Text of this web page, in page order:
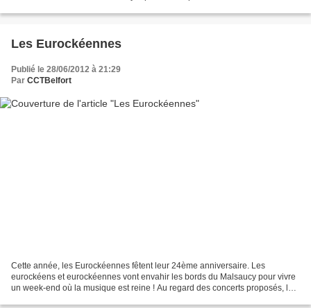
Les Eurockéennes
Publié le 28/06/2012 à 21:29
Par CCTBelfort
Cette année, les Eurockéennes fêtent leur 24ème anniversaire. Les
eurockéens et eurockéennes vont envahir les bords du Malsaucy pour vivre
un week-end où la musique est reine ! Au regard des concerts proposés, la